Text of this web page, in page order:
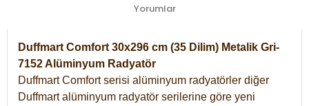
Yorumlar
Duffmart Comfort 30x296 cm (35 Dilim) Metalik Gri-
7152 Alüminyum Radyatör
Duffmart Comfort serisi alüminyum radyatörler diğer
Duffmart alüminyum radyatör serilerine göre yeni